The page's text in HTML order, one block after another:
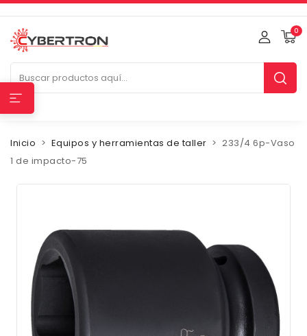
0
Inicio Equipos y herramientas de taller
233/4 6p-Vaso
1 de impacto-75